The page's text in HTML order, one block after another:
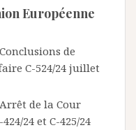
Européenne
de
C-524/24 juillet
de la Cour
24 et C-425/24